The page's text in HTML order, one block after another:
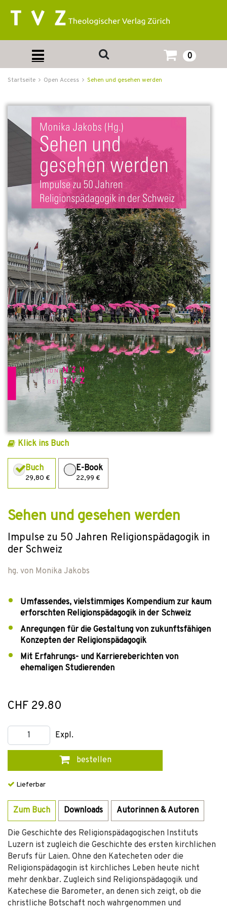
0
Startseite Open Access Sehen und gesehen werden
Klick ins Buch
Buch
29,80 €
E-Book
22,99 €
Sehen und gesehen werden
Impulse zu 50 Jahren Religionspädagogik in
der Schweiz
hg. von Monika Jakobs
Umfassendes, vielstimmiges Kompendium zur kaum
erforschten Religionspädagogik in der Schweiz
Anregungen für die Gestaltung von zukunftsfähigen
Konzepten der Religionspädagogik
Mit Erfahrungs- und Karriereberichten von
ehemaligen Studierenden
CHF 29.80
Expl.
bestellen
Lieferbar
Zum Buch Downloads Autorinnen & Autoren
Die Geschichte des Religionspädagogischen Instituts
Luzern ist zugleich die Geschichte des ersten kirchlichen
Berufs für Laien. Ohne den Katecheten oder die
Religionspädagogin ist kirchliches Leben heute nicht
mehr denkbar. Zugleich sind Religionspädagogik und
Katechese die Barometer, an denen sich zeigt, ob die
christliche Botschaft noch wahrgenommen und